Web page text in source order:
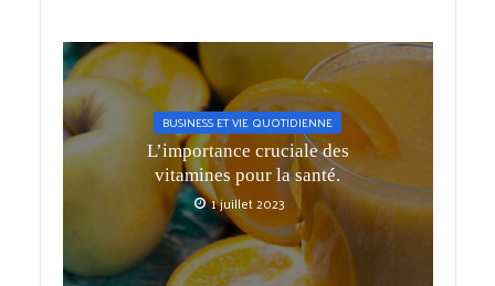
BUSINESS ET VIE QUOTIDIENNE
L’importance cruciale des
vitamines pour la santé.
1 juillet 2023